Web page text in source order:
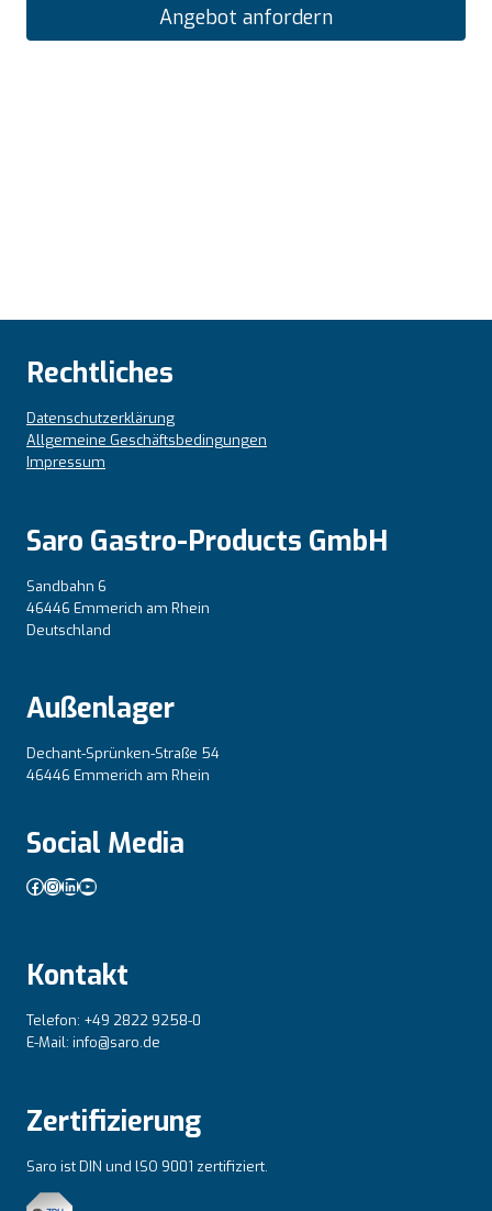
Angebot anfordern
Rechtliches
Datenschutzerklärung
Allgemeine Geschäftsbedingungen
Impressum
Saro Gastro-Products GmbH
Sandbahn 6
46446 Emmerich am Rhein
Deutschland
Außenlager
Dechant-Sprünken-Straße 54
46446 Emmerich am Rhein
Social Media
Facebook
Instagram
LinkedIn
YouTube
Kontakt
Telefon: +49 2822 9258-0
E-Mail: info@saro.de
Zertifizierung
Saro ist DIN und lSO 9001 zertifiziert.